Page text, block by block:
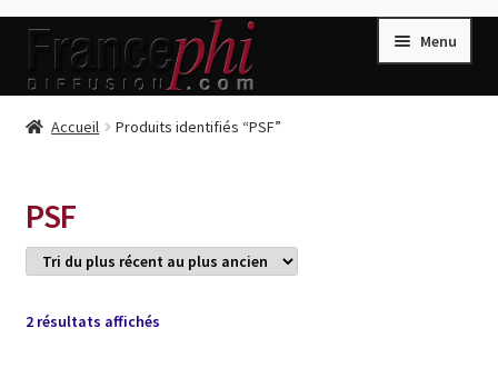
Aller
la
Aller
contenu
Menu
Accueil
Conditions de Vente
Connection
Accueil Produits identifiés “PSF”
PSF
2 résultats affichésTrié